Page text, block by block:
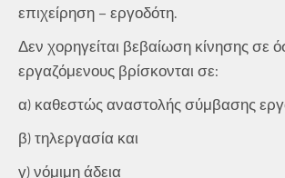
επιχείρηση – εργοδότη.
Δεν χορηγείται βεβαίωση κίνησης σε
εργαζόμενους βρίσκονται σε:
α) καθεστώς αναστολής σύμβασης
β) τηλεργασία και
γ) νόμιμη άδεια